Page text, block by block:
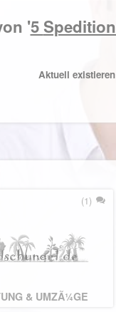
'5
Aktuell
(1)
& UMZÃ¼GE